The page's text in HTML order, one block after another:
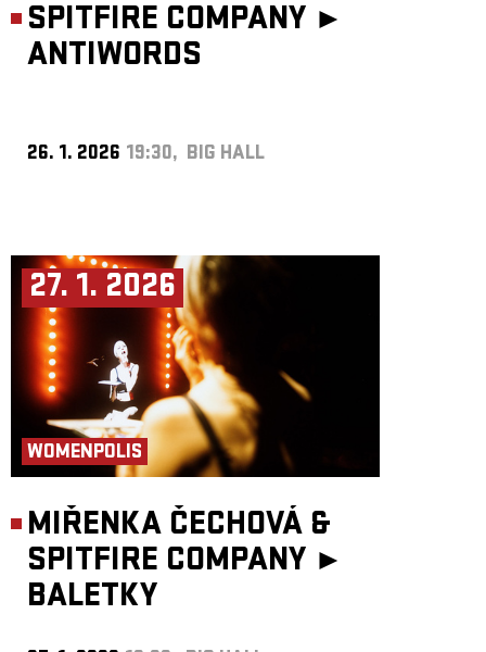
SPITFIRE COMPANY ►
ANTIWORDS
26. 1. 2026 19:30, BIG HALL
27. 1. 2026
WOMENPOLIS
MIŘENKA ČECHOVÁ &
SPITFIRE COMPANY ►
BALETKY